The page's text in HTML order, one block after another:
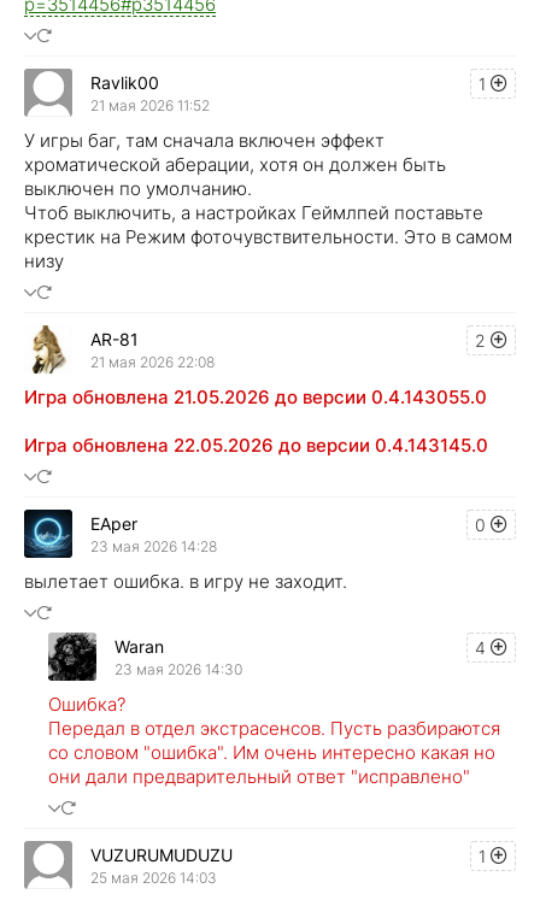
1
Ravlik00
21 мая 2026 11:52
У игры баг, там сначала включен эффект
хроматической аберации, хотя он должен быть
выключен по умолчанию.
Чтоб выключить, а настройках Геймлпей поставьте
крестик на Режим фоточувствительности. Это в самом
низу
2
AR-81
21 мая 2026 22:08
Игра обновлена 21.05.2026 до версии 0.4.143055.0
Игра обновлена 22.05.2026 до версии 0.4.143145.0
0
EAper
23 мая 2026 14:28
вылетает ошибка. в игру не заходит.
4
Waran
23 мая 2026 14:30
Ошибка?
Передал в отдел экстрасенсов. Пусть разбираются
со словом "ошибка". Им очень интересно какая но
они дали предварительный ответ "исправлено"
1
VUZURUMUDUZU
25 мая 2026 14:03